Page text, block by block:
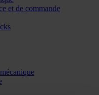
et de commande